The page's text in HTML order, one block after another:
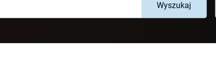
Wyszukaj